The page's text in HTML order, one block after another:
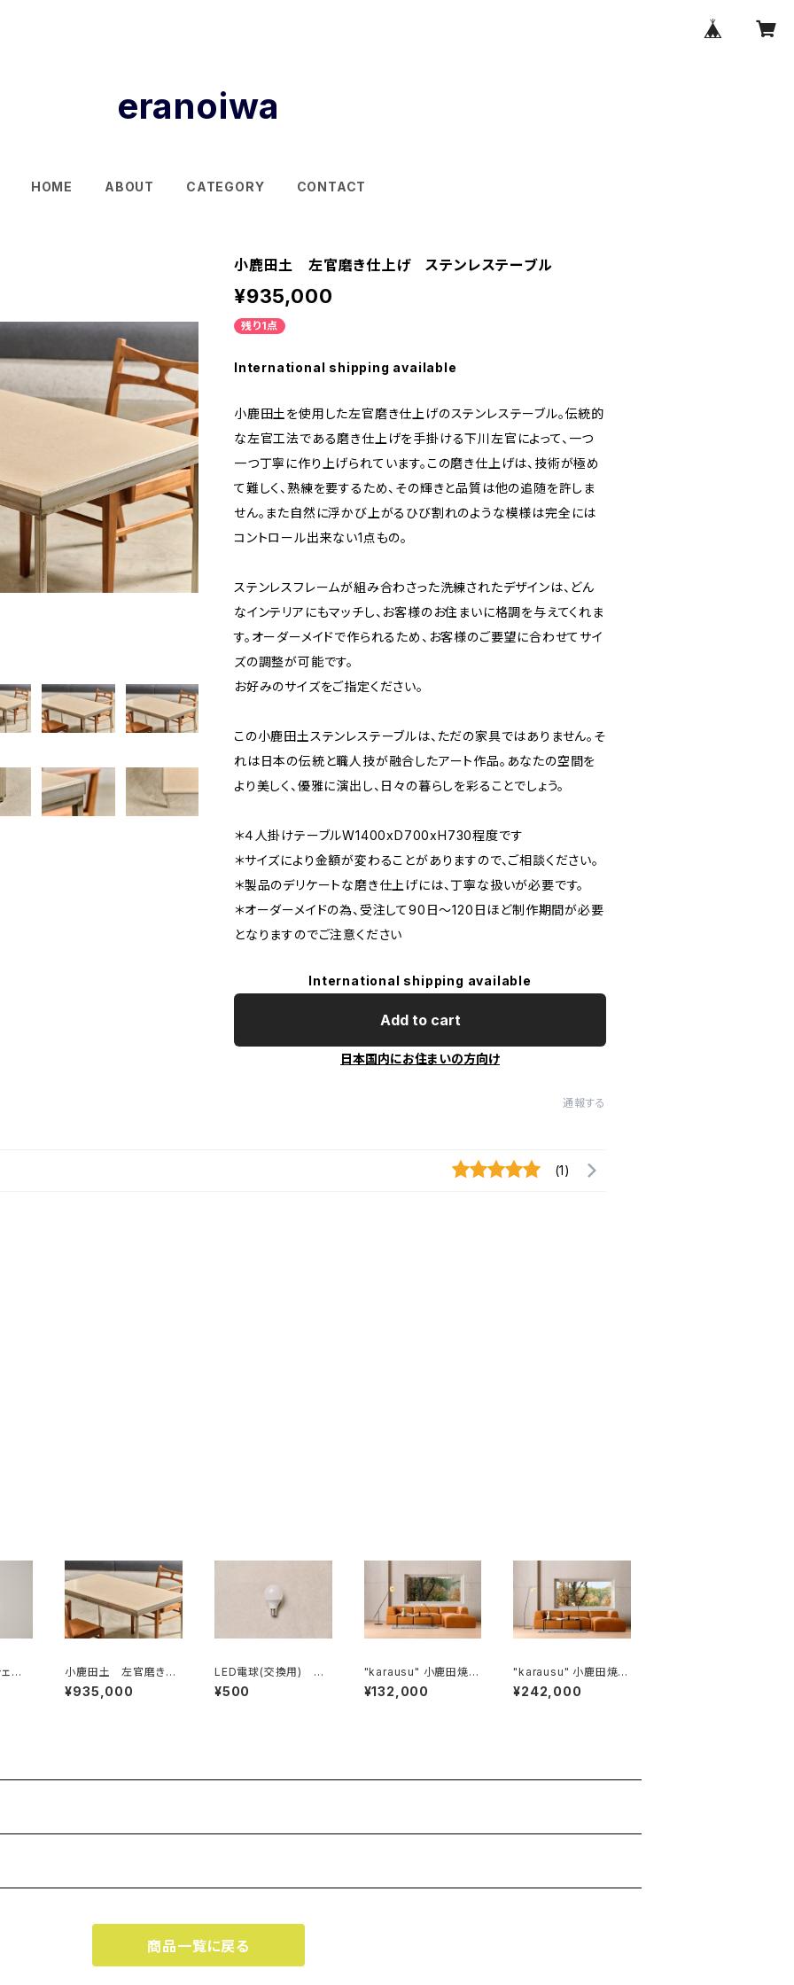
eranoiwa
HOME ABOUT CATEGORY CONTACT
小鹿田土 左官磨き仕上げ ステンレステーブル
¥935,000
残り1点
International shipping available
小鹿田土を使用した左官磨き仕上げのステンレステーブル。伝統的
な左官工法である磨き仕上げを手掛ける下川左官によって、一つ
一つ丁寧に作り上げられています。この磨き仕上げは、技術が極め
て難しく、熟練を要するため、その輝きと品質は他の追随を許しま
せん。また自然に浮かび上がるひび割れのような模様は完全には
コントロール出来ない1点もの。
ステンレスフレームが組み合わさった洗練されたデザインは、どん
なインテリアにもマッチし、お客様のお住まいに格調を与えてくれま
す。オーダーメイドで作られるため、お客様のご要望に合わせてサイ
ズの調整が可能です。
お好みのサイズをご指定ください。
この小鹿田土ステンレステーブルは、ただの家具ではありません。そ
れは日本の伝統と職人技が融合したアート作品。あなたの空間を
より美しく、優雅に演出し、日々の暮らしを彩ることでしょう。
＊４人掛けテーブルW1400xD700xH730程度です
＊サイズにより金額が変わることがありますので、ご相談ください。
＊製品のデリケートな磨き仕上げには、丁寧な扱いが必要です。
＊オーダーメイドの為、受注して90日〜120日ほど制作期間が必要
となりますのでご注意ください
International shipping available
Add to cart
日本国内にお住まいの方向け
通報する
(1)
ー
小鹿田土 左官磨き仕
上げ ステンレステー
ブル
¥935,000
LED電球(交換用) 小
鹿田焼ランプシェード
¥500
"karausu" 小鹿田焼ス
タンドライト フロアス
タンド 鉄
¥132,000
"karausu" 小鹿田焼ス
タンドライト フロアス
タンド 磨き仕上げ
¥242,000
商品一覧に戻る